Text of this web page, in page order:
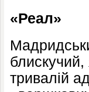
«Реал»
блискучий,
тривалій